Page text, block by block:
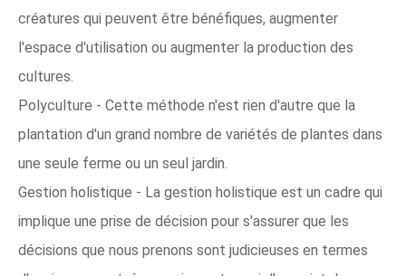
créatures qui peuvent être bénéfiques, augmenter
l'espace d'utilisation ou augmenter la production des
cultures.
Polyculture - Cette méthode n'est rien d'autre que la
plantation d'un grand nombre de variétés de plantes dans
une seule ferme ou un seul jardin.
Gestion holistique - La gestion holistique est un cadre qui
implique une prise de décision pour s'assurer que les
décisions que nous prenons sont judicieuses en termes